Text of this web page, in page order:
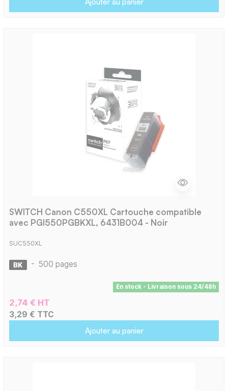
SWITCH Canon C550XL Cartouche compatible
avec PGI550PGBKXL, 6431B004 - Noir
SUC550XL
- 500 pages
En stock - Livraison sous 24/48h
2,74 € HT
3,29 € TTC
Ajouter au panier